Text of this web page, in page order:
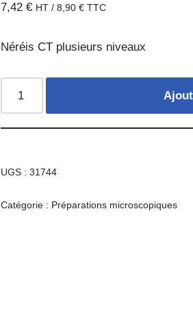
7,42€ HT /8,90€ TTC
Néréis CT plusieurs niveaux
UGS :31744
Catégorie : Préparations microscopiques